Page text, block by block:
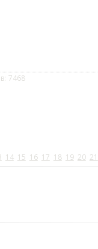
7468
14 15 16 17 18 19 20 21